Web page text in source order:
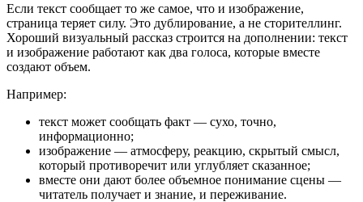
Если текст сообщает то же самое, что и изображение,
страница теряет силу. Это дублирование, а не сторителлинг.
Хороший визуальный рассказ строится на дополнении: текст
и изображение работают как два голоса, которые вместе
создают объем.
Например:
текст может сообщать факт — сухо, точно,
информационно;
изображение — атмосферу, реакцию, скрытый смысл,
который противоречит или углубляет сказанное;
вместе они дают более объемное понимание сцены —
читатель получает и знание, и переживание.